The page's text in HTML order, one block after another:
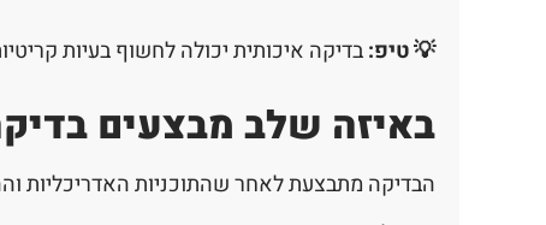
💡 טיפ:בדיקה איכותית יכולה לחשוף בעיות
באיזה שלב מבצעים
הבדיקה מתבצעת לאחר שהתוכניות האדריכליות